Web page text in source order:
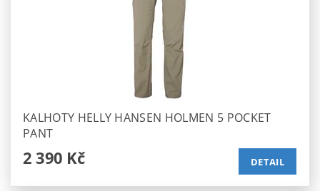
KALHOTY HELLY HANSEN HOLMEN 5 POCKET
PANT
2 390 Kč DETAIL